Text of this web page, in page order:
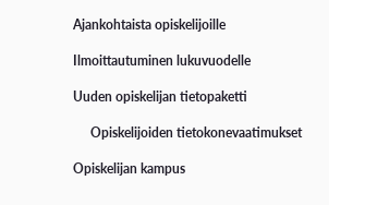
Uuden opiskelijan tietopaketti
Avoimet työpaikat
Digivisio 2030
Ajankohtaista opiskelijoille
Ilmoittautuminen lukuvuodelle
Uuden opiskelijan tietopaketti
Opiskelijoiden tietokonevaatimukset
Opiskelijan kampus